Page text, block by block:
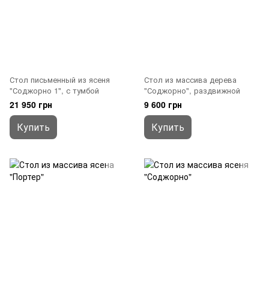
Стол письменный из ясеня
"Соджорно 1", с тумбой
21 950 грн
Купить
Стол из массива дерева
"Соджорно", раздвижной
9 600 грн
Купить